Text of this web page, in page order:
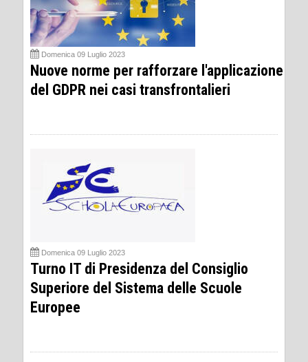
Domenica 09 Luglio 2023
Nuove norme per rafforzare l'applicazione
del GDPR nei casi transfrontalieri
Domenica 09 Luglio 2023
Turno IT di Presidenza del Consiglio
Superiore del Sistema delle Scuole
Europee